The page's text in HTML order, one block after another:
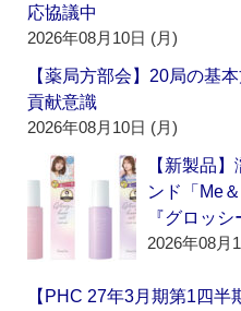
応協議中
2026年08月10日 (月)
【薬局方部会】20局の基
貢献意識
2026年08月10日 (月)
【新製品
ンド「Me
『グロッ
2026年08月
【PHC 27年3月期第1四